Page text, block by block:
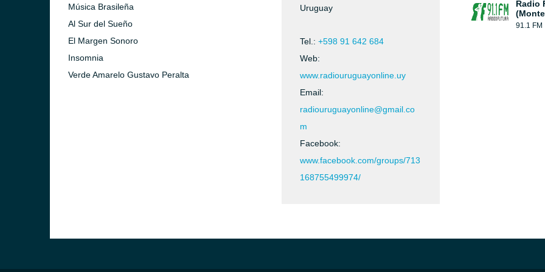
Música Brasileña
Al Sur del Sueño
El Margen Sonoro
Insomnia
Verde Amarelo Gustavo Peralta
Uruguay
Tel.: +598 91 642 684
Web:
www.radiouruguayonline.uy
Email:
radiouruguayonline@gmail.co
m
Facebook:
www.facebook.com/groups/713
168755499974/
Radio
91.1 FM